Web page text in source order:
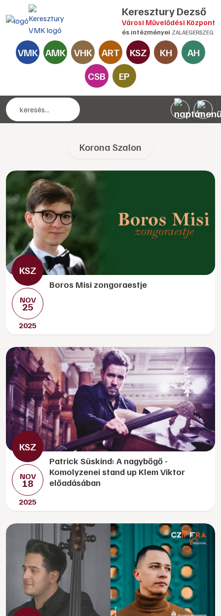
Keresztury Dezső
Városi Művelődési Központ
és intézményei ZALAEGERSZEG
VMK AMK VHK ART KSZ KH
AH
CSB
EP
Korona Szalon
NOV
25
2025
Boros Misi zongoraestje
NOV
18
2025
Patrick Süskind: A nagybőgő -
Komolyzenei stand up Klem Viktor
előadásában